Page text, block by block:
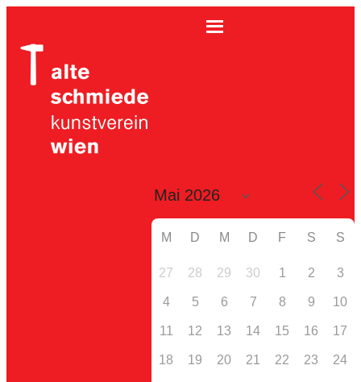
M D M D F S S
27 28 29 30 1 2 3
4 5 6 7 8 9 10
11 12 13 14 15 16 17
18 19 20 21 22 23 24